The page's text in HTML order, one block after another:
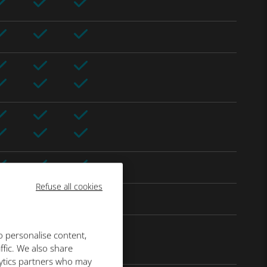
Refuse all cookies
personalise content,
We also share
partners who may